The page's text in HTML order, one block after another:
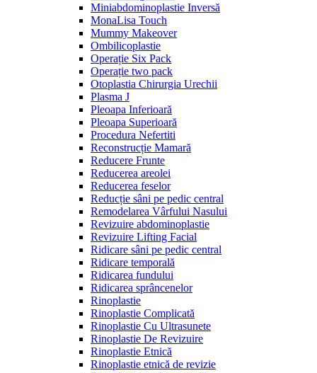
Miniabdominoplastie Inversă
MonaLisa Touch
Mummy Makeover
Ombilicoplastie
Operație Six Pack
Operație two pack
Otoplastia Chirurgia Urechii
Plasma J
Pleoapa Inferioară
Pleoapa Superioară
Procedura Nefertiti
Reconstrucție Mamară
Reducere Frunte
Reducerea areolei
Reducerea feselor
Reducție sâni pe pedic central
Remodelarea Vârfului Nasului
Revizuire abdominoplastie
Revizuire Lifting Facial
Ridicare sâni pe pedic central
Ridicare temporală
Ridicarea fundului
Ridicarea sprâncenelor
Rinoplastie
Rinoplastie Complicată
Rinoplastie Cu Ultrasunete
Rinoplastie De Revizuire
Rinoplastie Etnică
Rinoplastie etnică de revizie